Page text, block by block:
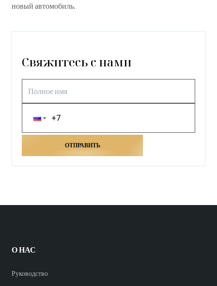
новый автомобиль.
Свяжитесь с нами
ОТПРАВИТЬ
О НАС
Руководство